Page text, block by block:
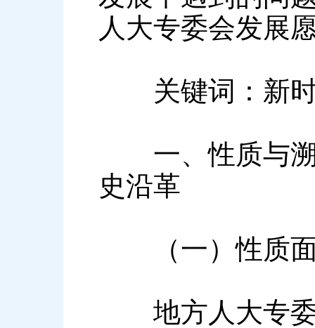
人大专委会发展
关键词：新时
一、性质与溯
史沿革
（一）性质
地方人大专委